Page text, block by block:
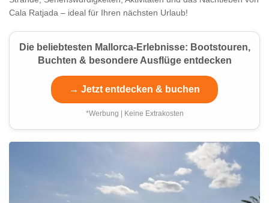
Cala Ratjada – ideal für Ihren nächsten Urlaub!
Die beliebtesten Mallorca-Erlebnisse: Bootstouren,
Buchten & besondere Ausflüge entdecken
→ Jetzt entdecken & buchen
*Werbung | Keine Extrakosten